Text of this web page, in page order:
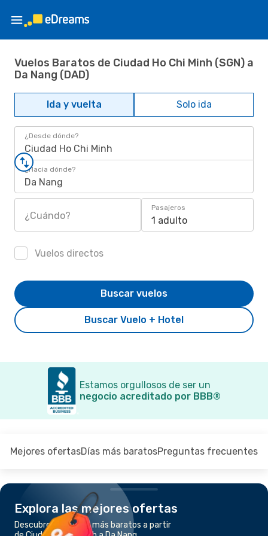
Vuelos Baratos de Ciudad Ho Chi Minh (SGN) a
Da Nang (DAD)
Ida y vuelta Solo ida
¿Desde dónde?
Ciudad Ho Chi Minh
¿Hacia dónde?
Da Nang
¿Cuándo?
Pasajeros
1 adulto
Vuelos directos
Buscar Vuelo + Hotel
Buscar vuelos
Estamos orgullosos de ser un
negocio acreditado por BBB®
Mejores ofertasDías más baratosPreguntas frecuentes
Explora las mejores ofertas
Descubre los vuelos más baratos a partir